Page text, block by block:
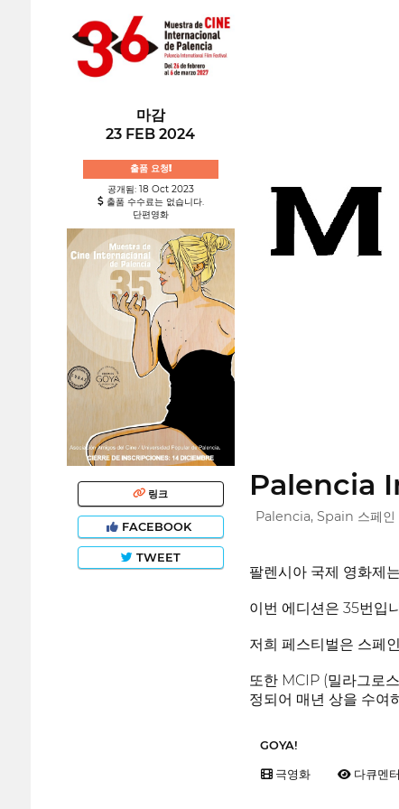
마감
23 FEB 2024
출품 요청!
공개됨: 18 Oct 2023
출품 수수료는 없습니다.
단편영화
링크
FACEBOOK
TWEET
Palencia
Palencia, Spain 스페인
팔렌시아 국제 영화제
이번 에디션은 35번입
저희 페스티벌은 스페
또한 MCIP (밀라그로
정되어 매년 상을 수여
GOYA!
극영화 다큐멘